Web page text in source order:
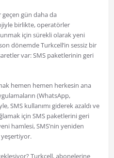
gün daha da
birlikte, operatörler
için sürekli olarak yeni
dönemde Turkcell’in sessiz bir
var: SMS paketlerinin geri
hemen hemen herkesin ana
(WhatsApp,
SMS kullanımı giderek azaldı ve
için SMS paketlerini geri
hamlesi, SMS’nin yeniden
Turkcell, abonelerine